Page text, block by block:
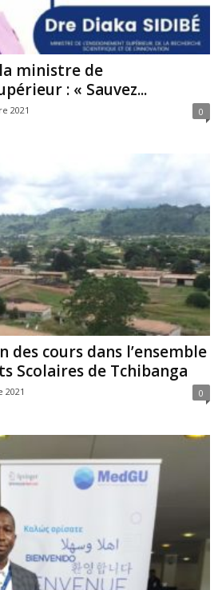
ministre de
: « Sauvez...
2021 0
des cours dans l’ensemble
Scolaires de Tchibanga
2021 0